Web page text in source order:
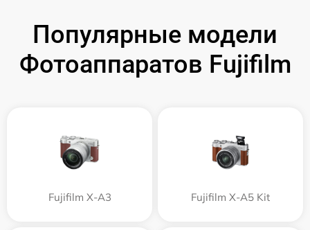
Популярные модели
Фотоаппаратов Fujifilm
Fujifilm X-A3 Fujifilm X-A5 Kit